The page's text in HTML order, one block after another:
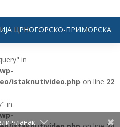
ЦРНОГОРСКО-ПРИМОРСКА
in
istaknutivideo.php on line 22
in
чланак